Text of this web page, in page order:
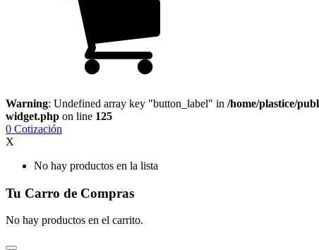
Warning: Undefined array key "button_label" in /home/plastice/
widget.php on line 125
0 Cotización
X
No hay productos en la lista
Tu Carro de Compras
No hay productos en el carrito.